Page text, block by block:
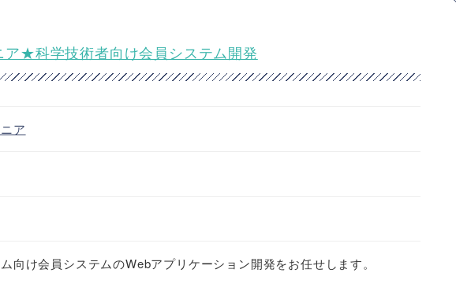
ア★科学技術者向け会員システム開発
ア
向け会員システムのWebアプリケーション開発をお任せします。